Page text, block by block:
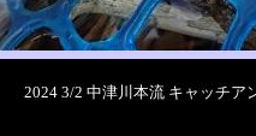
2024 3/2 中津川本流 キャッチ